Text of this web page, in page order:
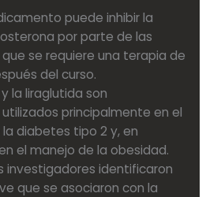
puede inhibir la
por parte de las
se requiere una terapia de
del curso.
la liraglutida son
principalmente en el
diabetes tipo 2 y, en
el manejo de la obesidad.
investigadores identificaron
que se asociaron con la